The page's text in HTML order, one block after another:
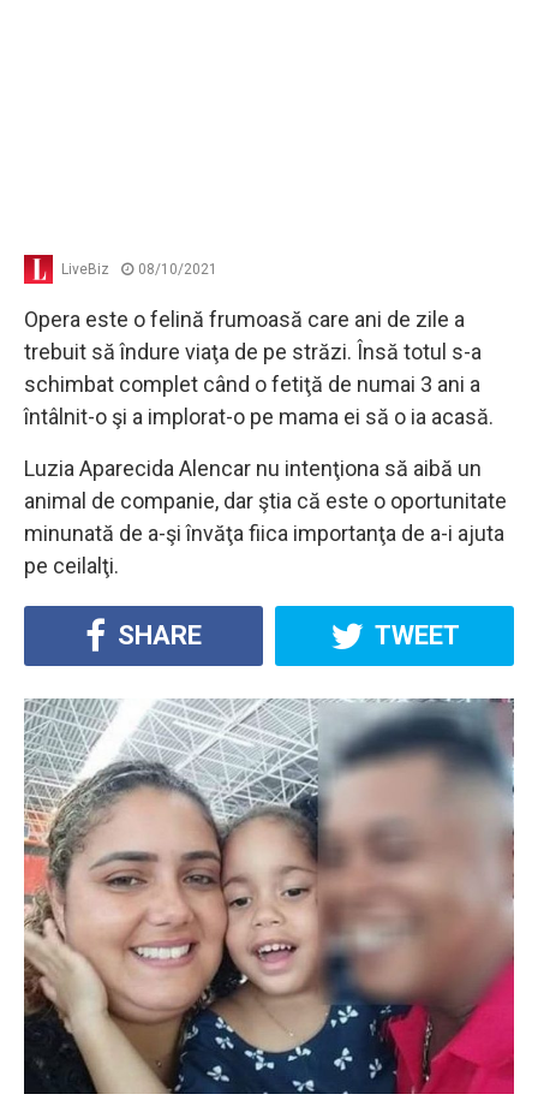
LiveBiz 08/10/2021
Opera este o felină frumoasă care ani de zile a
trebuit să îndure viaţa de pe străzi. Însă totul s-a
schimbat complet când o fetiţă de numai 3 ani a
întâlnit-o şi a implorat-o pe mama ei să o ia acasă.
Luzia Aparecida Alencar nu intenţiona să aibă un
animal de companie, dar ştia că este o oportunitate
minunată de a-şi învăţa fiica importanţa de a-i ajuta
pe ceilalţi.
SHARE TWEET